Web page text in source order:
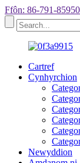
Ffôn: 86-791-
Cartref
Cynhyrchion
Newyddion